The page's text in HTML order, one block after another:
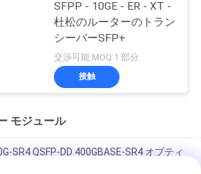
SFPP - 10GE - ER - XT -
杜松のルーターのトラン
シーバーSFP+
交渉可能 MOQ:1 部分
接触
モジュール
SR4 QSFP-DD 400GBASE-SR4 オプティ
850nm 0.05km MPO APC